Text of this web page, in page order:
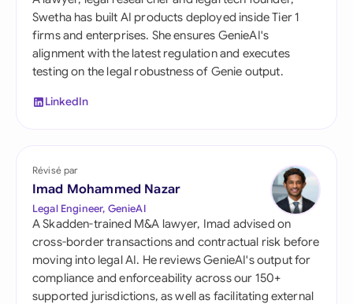
Swetha has built AI products deployed inside Tier 1
firms and enterprises. She ensures GenieAI's
alignment with the latest regulation and executes
testing on the legal robustness of Genie output.
LinkedIn
Révisé par
Imad Mohammed Nazar
Legal Engineer, GenieAI
A Skadden-trained M&A lawyer, Imad advised on
cross-border transactions and contractual risk before
moving into legal AI. He reviews GenieAI's output for
compliance and enforceability across our 150+
supported jurisdictions, as well as facilitating external